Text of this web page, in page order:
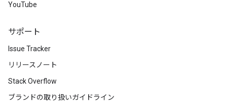
YouTube
サポート
Issue Tracker
リリースノート
Stack Overflow
ブランドの取り扱いガイドライン